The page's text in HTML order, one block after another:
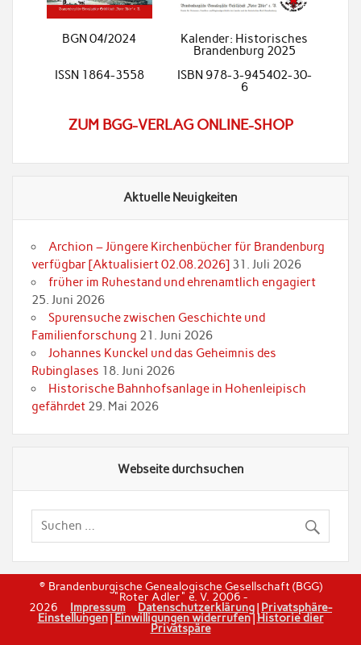
BGN 04/2024
Kalender: Historisches
Brandenburg 2025
ISSN 1864-3558
ISBN 978-3-945402-30-
6
ZUM BGG-VERLAG ONLINE-SHOP
Aktuelle Neuigkeiten
Archion – Jüngere Kirchenbücher für Brandenburg
verfügbar [Aktualisiert 02.08.2026] 31. Juli 2026
früher im Ruhestand und ehrenamtlich engagiert
25. Juni 2026
Spurensuche zwischen Geschichte und
Familienforschung 21. Juni 2026
Johannes Kunckel und das Geheimnis des
Rubinglases 18. Juni 2026
Historische Bahnhofsanlage in Hohenleipisch
gefährdet 29. Mai 2026
Webseite durchsuchen
© Brandenburgische Genealogische Gesellschaft (BGG)
"Roter Adler" e. V. 2006 -
2026 Impressum Datenschutzerklärung| Privatsphäre-
Einstellungen| Einwilligungen widerrufen|Historie dier
Privatspäre